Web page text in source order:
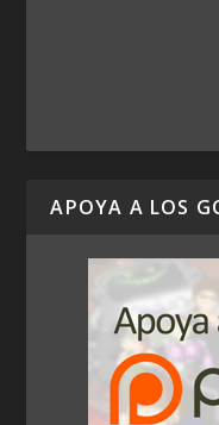
APOYA A LOS